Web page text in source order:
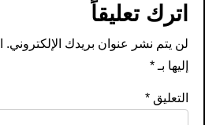
اترك تعليقاً
لن يتم نشر عنوان بريدك الإلكتروني.
إليها بـ*
التعليق*